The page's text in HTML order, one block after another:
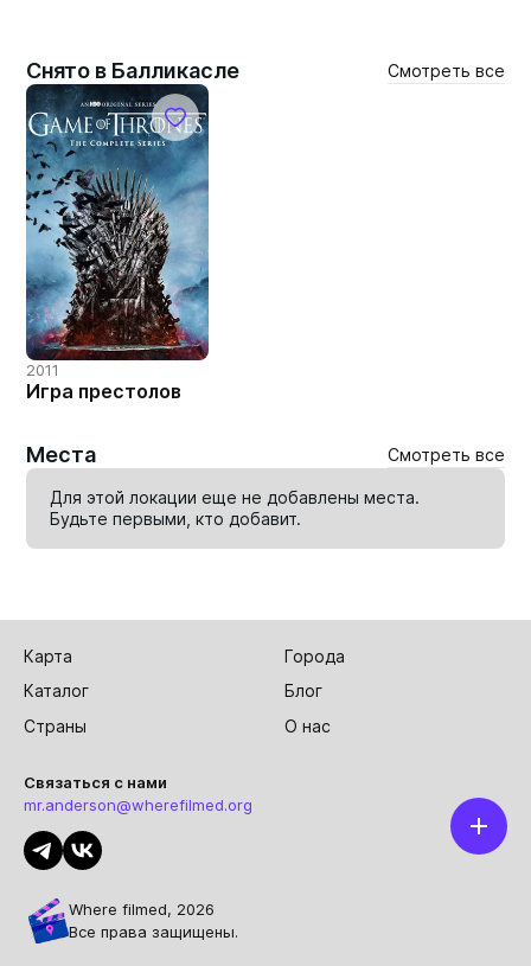
Снято в Балликасле Смотреть все
2011
Игра престолов
Места Смотреть все
Для этой локации еще не добавлены места.
Будьте первыми, кто добавит.
Карта
Города
Каталог
Блог
Страны
О нас
Связаться с нами
mr.anderson@wherefilmed.org
Where filmed, 2026
Все права защищены.